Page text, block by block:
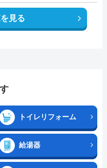
見る
トイレリフォーム
給湯器